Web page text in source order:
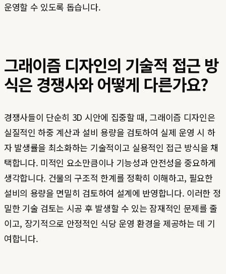
운영할 수 있도록 돕습니다.
그래이즘 디자인의 기술적 접근 방
식은 경쟁사와 어떻게 다른가요?
경쟁사들이 단순히 3D 시안에 집중할 때, 그래이즘 디자인은
실질적인 하중 계산과 설비 용량을 검토하여 실제 운영 시 하
자 발생률을 최소화하는 기술적이고 실용적인 접근 방식을 채
택합니다. 미적인 요소만큼이나 기능성과 안전성을 중요하게
생각합니다. 건물의 구조적 한계를 정확히 이해하고, 필요한
설비의 용량을 면밀히 검토하여 설계에 반영합니다. 이러한 정
밀한 기술 검토는 시공 후 발생할 수 있는 잠재적인 문제를 줄
이고, 장기적으로 안정적인 식당 운영 환경을 제공하는 데 기
여합니다.